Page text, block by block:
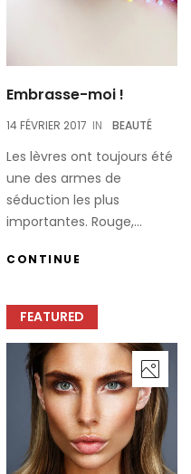
Embrasse-moi !
14 FÉVRIER 2017 IN BEAUTÉ
Les lèvres ont toujours été
une des armes de
séduction les plus
importantes. Rouge,...
CONTINUE
FEATURED